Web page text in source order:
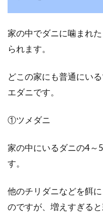
れる
冬の湯
家の中でダニに噛まれ
られます。
どこの家にも普通にい
エダニです。
①ツメダニ
家の中にいるダニの4～
す。
他のチリダニなどを餌
のですが、増えすぎると